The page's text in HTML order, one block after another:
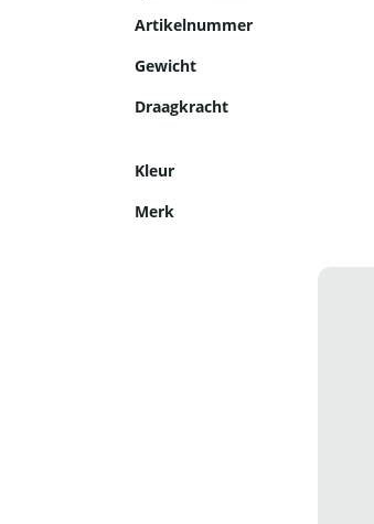
Artikelnummer
Gewicht
Draagkracht
Kleur
Merk